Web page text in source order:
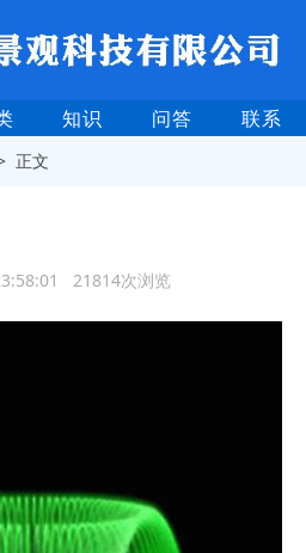
知识 问答 联系
正文
21814次浏览